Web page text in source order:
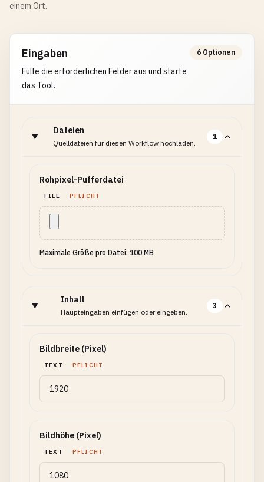
einem Ort.
Eingaben
Fülle die erforderlichen Felder aus und starte
das Tool.
6 Optionen
Dateien
Quelldateien für diesen Workflow hochladen.
1
Rohpixel-Pufferdatei
FILE PFLICHT
Maximale Größe pro Datei: 100 MB
Inhalt
Haupteingaben einfügen oder eingeben.
3
Bildbreite (Pixel)
TEXT PFLICHT
Bildhöhe (Pixel)
TEXT PFLICHT